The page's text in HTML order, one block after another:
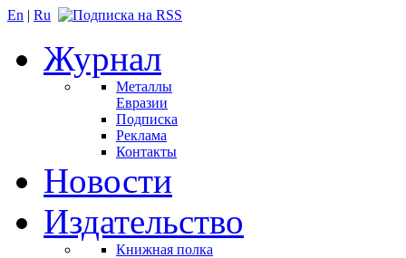
En | Ru
Журнал
Металлы
Евразии
Подписка
Реклама
Контакты
Новости
Издательство
Книжная полка